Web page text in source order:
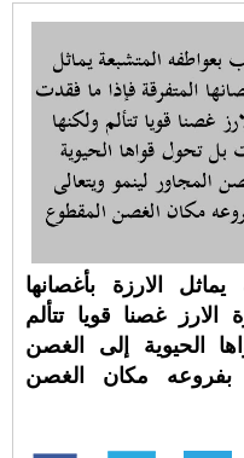
الارزة بأغصانها
غصنا قويا تتألم
الحيوية إلى الغصن
بفروعه مكان الغصن